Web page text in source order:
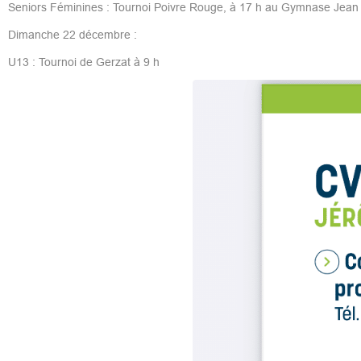
Seniors Féminines : Tournoi Poivre Rouge, à 17 h au Gymnase Jean
Dimanche 22 décembre :
U13 : Tournoi de Gerzat à 9 h